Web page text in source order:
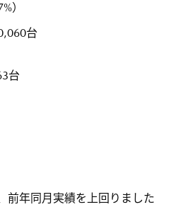
）
台
台
前年同月実績を上回りました